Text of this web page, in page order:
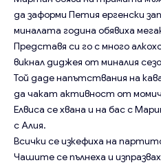
да заформи Петия ергенски
миналата година обявиха
Представя си го с много
викнал диджея от миналия
Той даде напътствания на
да чакат активност от
Елвиса се хвана и на бас с
с Алия.
Всички се изкефиха на
Чашите се пълнеха и